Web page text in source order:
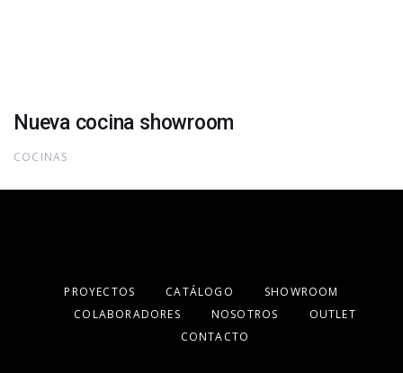
Nueva cocina showroom
COCINAS
PROYECTOS CATÁLOGO
SHOWROOM
COLABORADORES
NOSOTROS
OUTLET
CONTACTO